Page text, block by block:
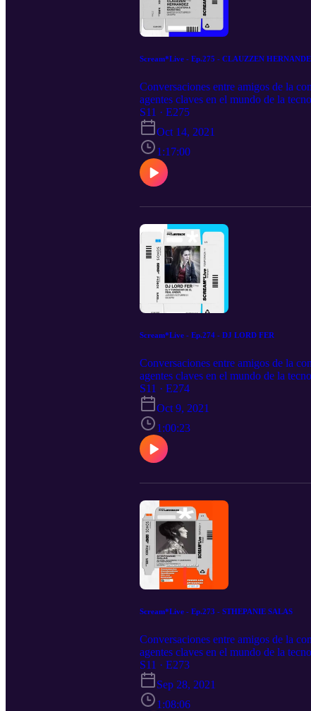
Scream*Live - Ep.275 - CLAUZZEN
Conversaciones entre amigos de la
agentes claves en el mundo de la
https://tinyurl.com/337tmc85 Spotify:
RSS.com
S11 · E275
Oct 14, 2021
1:17:00
Scream*Live - Ep.274 - DJ LORD FER
Conversaciones entre amigos de la
agentes claves en el mundo de la
https://tinyurl.com/337tmc85 Spotify:
RSS.com
S11 · E274
Oct 9, 2021
1:00:23
Scream*Live - Ep.273 - STHEPANIE SALAS
Conversaciones entre amigos de la
agentes claves en el mundo de la
https://tinyurl.com/337tmc85 Spotify:
RSS.com
S11 · E273
Sep 28, 2021
1:08:06